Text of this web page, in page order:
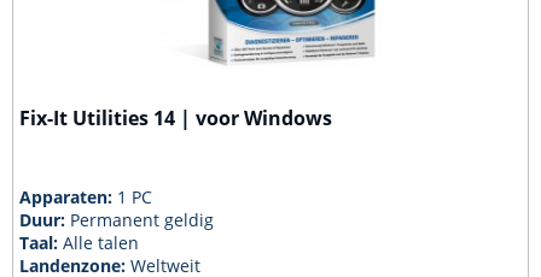
Fix-It Utilities 14 | voor Windows
Apparaten: 1 PC
Duur: Permanent geldig
Taal:Alle talen
Landenzone:Weltweit